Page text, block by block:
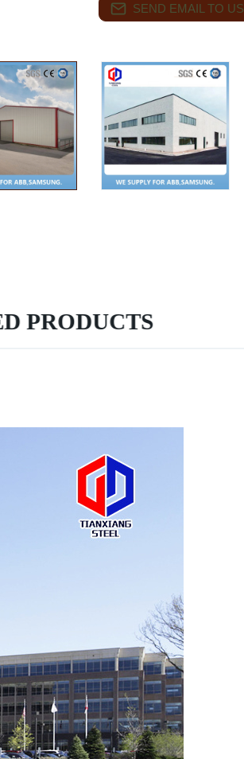
SEND EMAIL TO US
PRODUCTS